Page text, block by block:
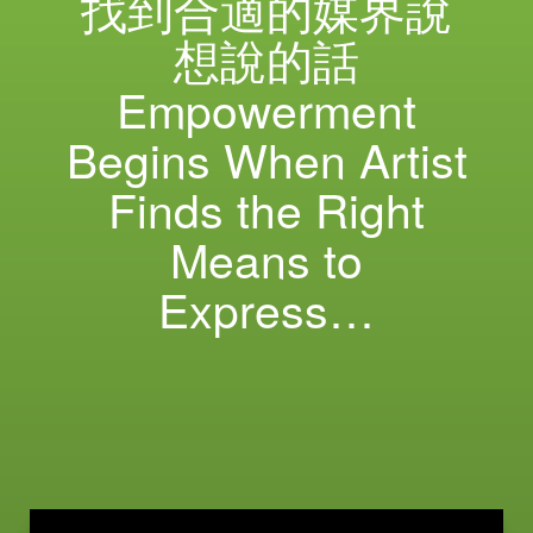
想說的話
Empowerment
Begins When Artist
Finds the Right
Means to
Express…